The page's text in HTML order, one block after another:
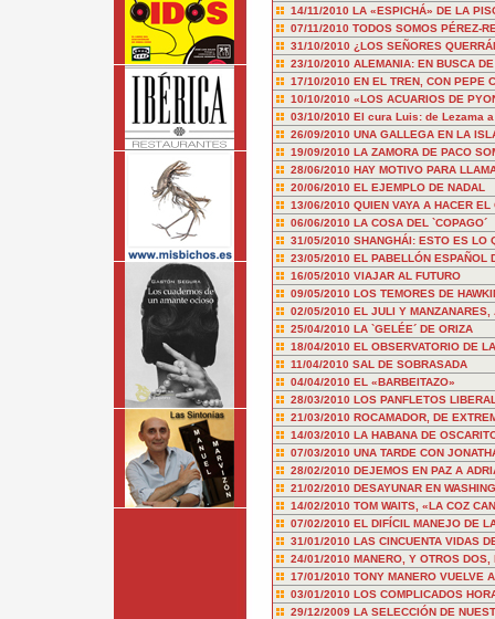
14/11/2010 LA «ESPICHÁ» DE LA
07/11/2010 TODOS SOMOS PÉREZ-
31/10/2010 ¿LOS SEÑORES
23/10/2010 ALEMANIA: EN BUSCA
17/10/2010 EN EL TREN, CON PEPE
10/10/2010 «LOS ACUARIOS DE
03/10/2010 El cura Luis: de Lezama
26/09/2010 UNA GALLEGA EN LA
19/09/2010 LA ZAMORA DE PACO
28/06/2010 HAY MOTIVO PARA
20/06/2010 EL EJEMPLO DE NADAL
13/06/2010 QUIEN VAYA A HACER EL
06/06/2010 LA COSA DEL `COPAGO´
31/05/2010 SHANGHÁI: ESTO ES LO
23/05/2010 EL PABELLÓN ESPAÑOL
16/05/2010 VIAJAR AL FUTURO
09/05/2010 LOS TEMORES DE
02/05/2010 EL JULI Y
25/04/2010 LA `GELÉE´ DE ORIZA
18/04/2010 EL OBSERVATORIO DE
11/04/2010 SAL DE SOBRASADA
04/04/2010 EL «BARBEITAZO»
28/03/2010 LOS PANFLETOS
21/03/2010 ROCAMADOR, DE
14/03/2010 LA HABANA DE
07/03/2010 UNA TARDE CON
28/02/2010 DEJEMOS EN PAZ A
21/02/2010 DESAYUNAR EN
14/02/2010 TOM WAITS, «LA COZ
07/02/2010 EL DIFÍCIL MANEJO DE
31/01/2010 LAS CINCUENTA VIDAS
24/01/2010 MANERO, Y OTROS DOS,
17/01/2010 TONY MANERO VUELVE
03/01/2010 LOS COMPLICADOS
29/12/2009 LA SELECCIÓN DE